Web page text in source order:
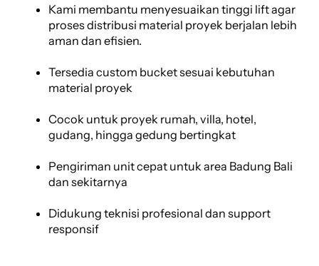
Kami membantu menyesuaikan tinggi lift agar
proses distribusi material proyek berjalan lebih
aman dan efisien.
Tersedia custom bucket sesuai kebutuhan
material proyek
Cocok untuk proyek rumah, villa, hotel,
gudang, hingga gedung bertingkat
Pengiriman unit cepat untuk area Badung Bali
dan sekitarnya
Didukung teknisi profesional dan support
responsif